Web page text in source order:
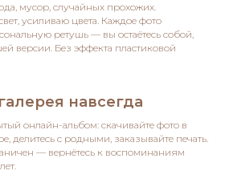
мусор, случайных прохожих.
усиливаю цвета. Каждое фото
ретушь — вы остаётесь собой,
версии. Без эффекта пластиковой
навсегда
онлайн-альбом: скачивайте фото в
делитесь с родными, заказывайте печать.
— вернётесь к воспоминаниям